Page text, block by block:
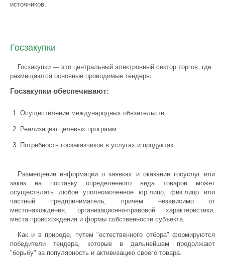
источников.
Госзакупки
Госзакупки — это центральный электронный сектор торгов, где
размещаются основные проводимые тендеры.
Госзакупки обеспечивают:
Осуществление международных обязательств.
Реализацию целевых программ.
Потребность госзаказчиков в услугах и продуктах.
Размещение информации о заявках и оказании госуслуг или
заказ на поставку определенного вида товаров может
осуществлять любое уполномоченное юр.лицо, физ.лицо или
частный предприниматель, причем независимо от
местонахождения, организационно-правовой характеристики,
места происхождения и формы собственности субъекта.
Как и в природе, путем "естественного отбора" формируются
победители тендера, которые в дальнейшем продолжают
"борьбу" за популярность и активизацию своего товара.